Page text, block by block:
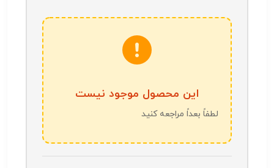
این محصول موجود نیست
لطفاً بعداً مراجعه کنید